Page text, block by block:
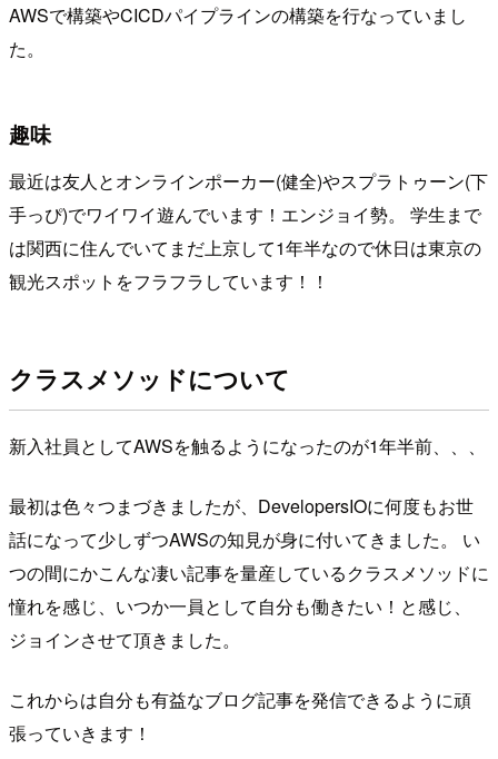
AWSで構築やCICDパイプラインの構築を行なっていまし
た。
趣味
最近は友人とオンラインポーカー(健全)やスプラトゥーン(下
手っぴ)でワイワイ遊んでいます！エンジョイ勢。 学生まで
は関西に住んでいてまだ上京して1年半なので休日は東京の
観光スポットをフラフラしています！！
クラスメソッドについて
新入社員としてAWSを触るようになったのが1年半前、、、
最初は色々つまづきましたが、DevelopersIOに何度もお世
話になって少しずつAWSの知見が身に付いてきました。 い
つの間にかこんな凄い記事を量産しているクラスメソッドに
憧れを感じ、いつか一員として自分も働きたい！と感じ、
ジョインさせて頂きました。
これからは自分も有益なブログ記事を発信できるように頑
張っていきます！